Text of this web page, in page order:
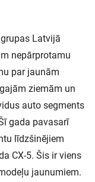
Latvijā
nepārprotamu
par jaunām
ziemām un
auto segments
gada pavasarī
līdzšinējiem
CX-5. Šis ir viens
jaunumiem.